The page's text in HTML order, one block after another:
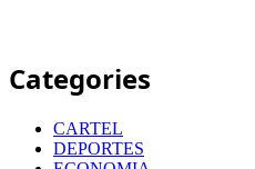
Categories
CARTEL
DEPORTES